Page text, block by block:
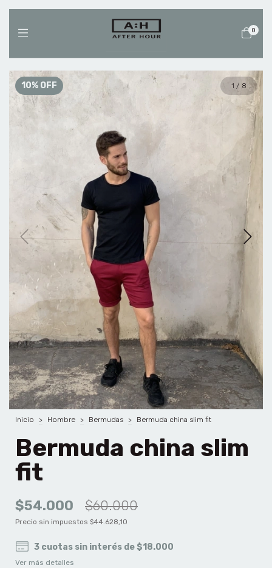
0
10% OFF 1 / 8
Inicio > Hombre > Bermudas > Bermuda china slim fit
Bermuda china slim
fit
$54.000 $60.000
Precio sin impuestos $44.628,10
3 cuotas sin interés de $18.000
Ver más detalles